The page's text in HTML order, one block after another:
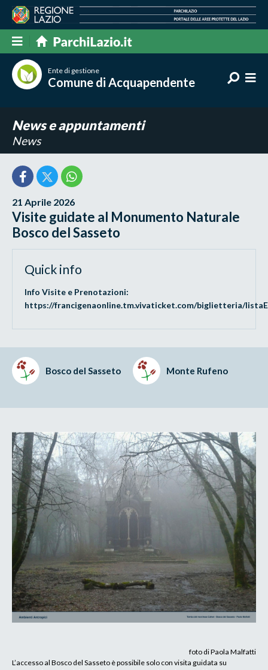
Ente di gestione
Comune di Acquapendente
News e appuntamenti
News
21 Aprile 2026
Visite guidate al Monumento Naturale
Bosco del Sasseto
Quick info
Info Visite e Prenotazioni:
https://francigenaonline.tm.vivaticket.com/biglietteria/
Bosco del Sasseto Monte Rufeno
foto di Paola Malfatti
L’accesso al Bosco del Sasseto è possibile solo con visita guidata su